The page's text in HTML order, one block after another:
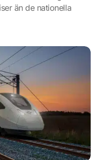
än de nationella